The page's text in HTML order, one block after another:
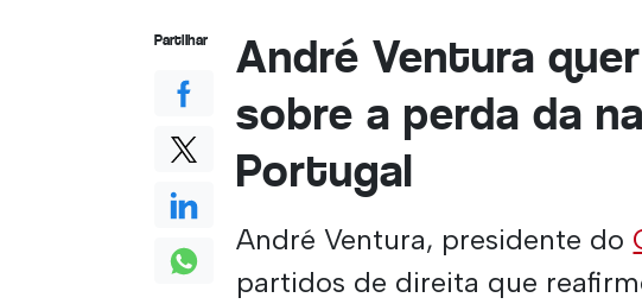
André Ventura
sobre a perda da
Portugal
André Ventura, presidente do
partidos de direita que
Partilhar